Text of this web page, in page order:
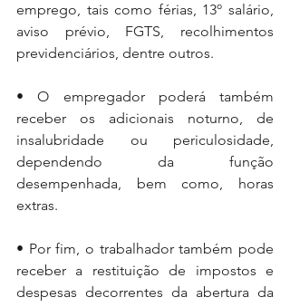
emprego, tais como férias, 13º salário,
aviso prévio, FGTS, recolhimentos
previdenciários, dentre outros.
• O empregador poderá também
receber os adicionais noturno, de
insalubridade ou periculosidade,
dependendo da função
desempenhada, bem como, horas
extras.
• Por fim, o trabalhador também pode
receber a restituição de impostos e
despesas decorrentes da abertura da